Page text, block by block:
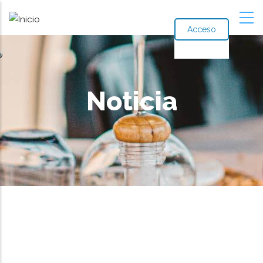
Acceso
Noticia
Ruta
de
navegación